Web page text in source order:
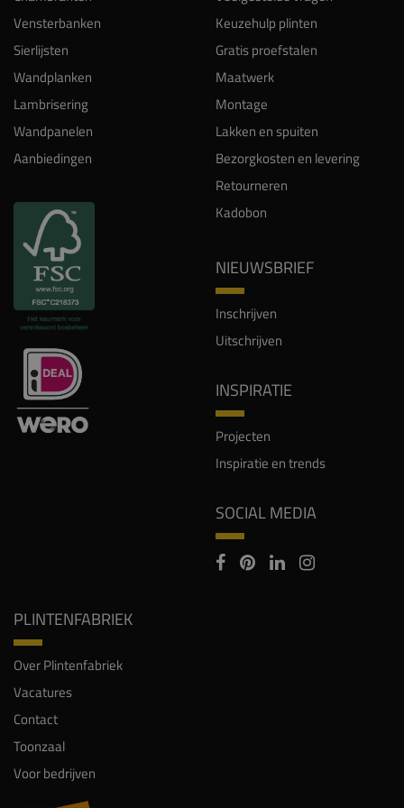
Vensterbanken
Sierlijsten
Wandplanken
Lambrisering
Wandpanelen
Aanbiedingen
Keuzehulp plinten
Gratis proefstalen
Maatwerk
Montage
Lakken en spuiten
Bezorgkosten en levering
Retourneren
Kadobon
NIEUWSBRIEF
Inschrijven
Uitschrijven
INSPIRATIE
Projecten
Inspiratie en trends
SOCIAL MEDIA
PLINTENFABRIEK
Over Plintenfabriek
Vacatures
Contact
Toonzaal
Voor bedrijven